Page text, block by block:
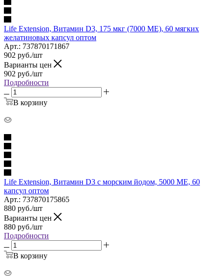
Life Extension, Витамин D3, 175 мкг (7000 МЕ), 60 мягких
желатиновых капсул оптом
Арт.: 737870171867
902 руб./шт
Варианты цен
902 руб./шт
Подробности
В корзину
Life Extension, Витамин D3 с морским йодом, 5000 МЕ, 60
капсул оптом
Арт.: 737870175865
880 руб./шт
Варианты цен
880 руб./шт
Подробности
В корзину